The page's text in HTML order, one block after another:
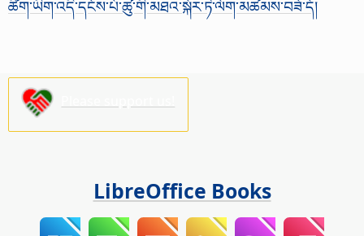
ཚིག་ཡིག་འདི་དངོས་པོ་ཚུ་གི་མཐའ་སྐོར་ཏེ་ལོག་མཚམས་བཟོ་དོ།
LibreOffice Books